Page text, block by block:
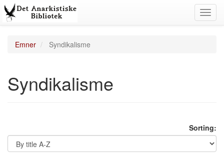
Emner Syndikalisme
Syndikalisme
Sorting: